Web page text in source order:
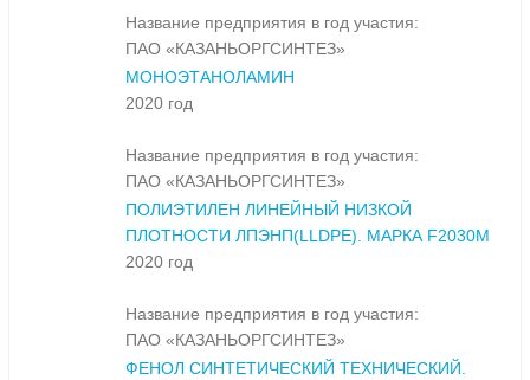
Название предприятия в год участия:
ПАО «КАЗАНЬОРГСИНТЕЗ»
МОНОЭТАНОЛАМИН
2020 год
Название предприятия в год участия:
ПАО «КАЗАНЬОРГСИНТЕЗ»
ПОЛИЭТИЛЕН ЛИНЕЙНЫЙ НИЗКОЙ
ПЛОТНОСТИ ЛПЭНП(LLDPE). МАРКА F2030M
2020 год
Название предприятия в год участия:
ПАО «КАЗАНЬОРГСИНТЕЗ»
ФЕНОЛ СИНТЕТИЧЕСКИЙ ТЕХНИЧЕСКИЙ.